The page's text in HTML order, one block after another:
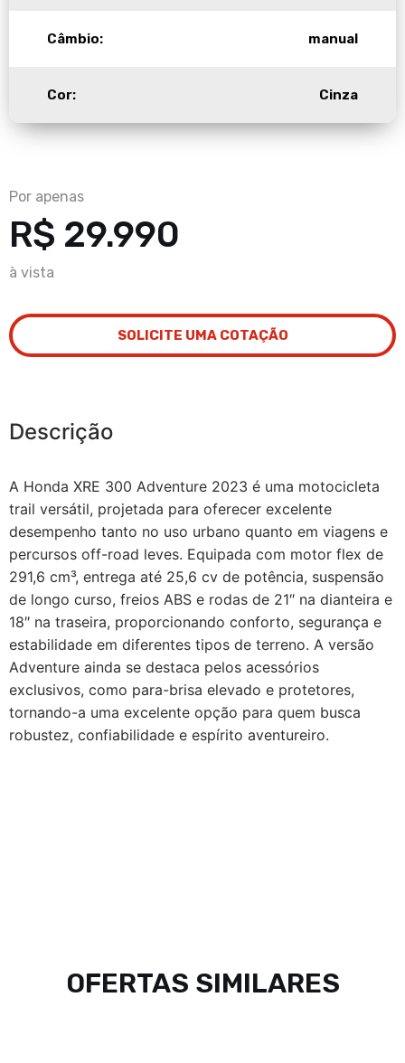
Câmbio: manual
Cor: Cinza
Por apenas
R$ 29.990
à vista
SOLICITE UMA COTAÇÃO
Descrição
A Honda XRE 300 Adventure 2023 é uma motocicleta
trail versátil, projetada para oferecer excelente
desempenho tanto no uso urbano quanto em viagens e
percursos off-road leves. Equipada com motor flex de
291,6 cm³, entrega até 25,6 cv de potência, suspensão
de longo curso, freios ABS e rodas de 21″ na dianteira e
18″ na traseira, proporcionando conforto, segurança e
estabilidade em diferentes tipos de terreno. A versão
Adventure ainda se destaca pelos acessórios
exclusivos, como para-brisa elevado e protetores,
tornando-a uma excelente opção para quem busca
robustez, confiabilidade e espírito aventureiro.
OFERTAS SIMILARES